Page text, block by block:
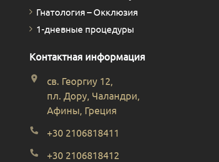
Гнатология – Окклюзия
1-дневные процедуры
Контактная информация
св. Георгиу 12,
пл. Дору, Чаландри,
Афины, Греция
+30 2106818411
+30 2106818412